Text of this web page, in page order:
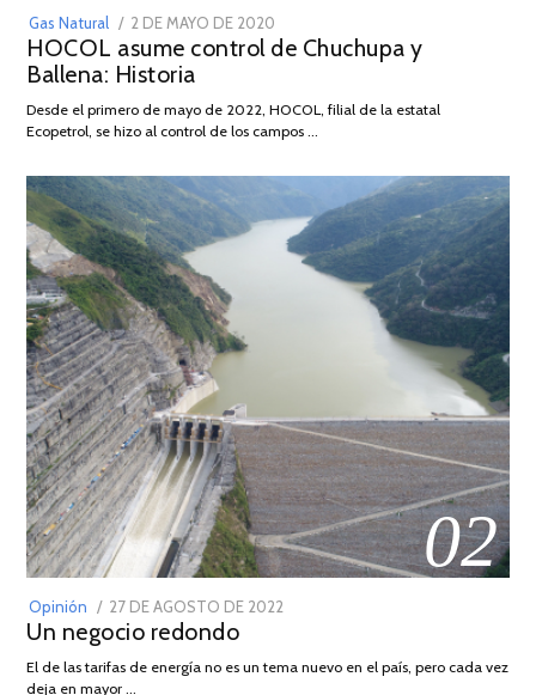
Gas Natural
POSTED
ON
2 DE MAYO DE 2020
DE
2026
HOCOL asume control de Chuchupa y
Ballena: Historia
Desde el primero de mayo de 2022, HOCOL, filial de la estatal
Ecopetrol, se hizo al control de los campos …
02
Opinión
POSTED
ON
27 DE AGOSTO DE 2022
DE
Un negocio redondo
El de las tarifas de energía no es un tema nuevo en el país, pero cada vez
deja en mayor …